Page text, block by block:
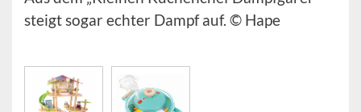
steigt sogar echter Dampf auf. © Hape